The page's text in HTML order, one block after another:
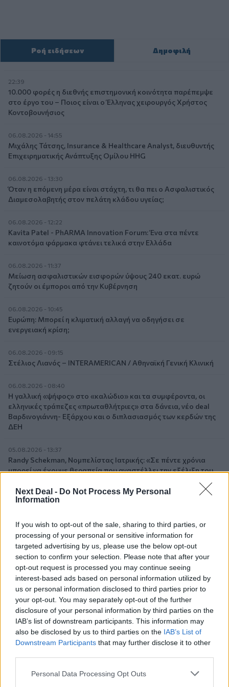
Next Deal - Do Not Process My Personal
Information
If you wish to opt-out of the sale, sharing to third parties, or
processing of your personal or sensitive information for
targeted advertising by us, please use the below opt-out
section to confirm your selection. Please note that after your
opt-out request is processed you may continue seeing
interest-based ads based on personal information utilized by
us or personal information disclosed to third parties prior to
your opt-out. You may separately opt-out of the further
disclosure of your personal information by third parties on the
IAB’s list of downstream participants. This information may
also be disclosed by us to third parties on the IAB’s List of
Downstream Participants that may further disclose it to other
Personal Data Processing Opt Outs
Ροή ειδήσεων Δημοφιλή
22:39
10.000 φορές η διεθνής επιστημονική κοινότητα παρέπεμψε
στο έργο του – Ποιος είναι ο Έλληνας χειρουργός Χρήστος
Κοντοβουνήσιος
06.08.2026 - 14:55
Μιχάλης Τάτσης, Insurance & Healthcare Analyst, διευθυντής
Επιχειρηματικής Ανάπτυξης Ομίλου HHG
06.08.2026 - 13:30
Όταν η επόμενη μέρα είναι στάχτη, τι θα πει ο Ασφαλιστικός
Διαμεσολαβητής στον πελάτη κλάδου υγείας;
06.08.2026 - 12:22
Kavita Patel - PhARMA Innovation Forum: Ένα στα πέντε
καινοτόμα φάρμακα φτάνει τελικά στην Ελλάδα
06.08.2026 - 11:37
Μείωση ασφαλιστικών εισφορών ύψους 240 εκατ. ευρώ
ζητούν οι έμποροι από την Κυβέρνηση
06.08.2026 - 10:45
Ευρώπη: Μπορεί η κλιματική αλλαγή να οδηγήσει σε
ενεργειακή κρίση;
06.08.2026 - 09:15
Στέλιος Λιανός – INTERAMERICAN / Αθηναϊκή Γενική Κλινική
06.08.2026 - 08:40
Η γαλλική «ψήφος» στο «καλώδιο» και τα συμφέροντα, οι
ελληνικές τράπεζες «πρωταθλήτριες» στα δάνεια, νέο deal
Βαρδινογιάννη- Εξάρχου και ο διπλασιασμός των κερδών της
ΔΕΗ
05.08.2026 - 13:37
Randy Schekman, Νομπελίστας Ιατρικής: «Σε πέντε χρόνια
μπορεί να έχουμε θεραπεία που αναστέλλει την εξέλιξη του
05.08.2026 - 12:33
παρονομαστή το κοινό συμφέρον
05.08.2026 - 12:11
Αντώνης Βουκλαρής - «ΕΡΡΙΚΟΣ ΝΤΥΝΑΝ»
05.08.2026 - 11:30
Η νέα εποχή στην εκπαίδευση των ασφαλιστικών
διαμεσολαβητών
05.08.2026 - 10:50
Ξεκινούν οι αιτήσεις στο vouchers.gov.gr για το Πρόγραμμα
«Τουρισμός για όλους 2026-2027»
WWF: Περισσότερα από 180.000 στρέμματα καμένων